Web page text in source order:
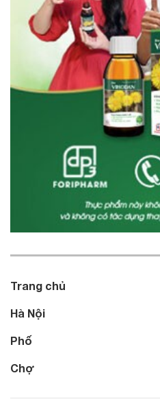
Trang chủ
Hà Nội
Phố
Chợ